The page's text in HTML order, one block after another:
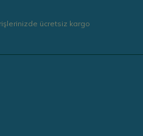
ücretsiz kargo